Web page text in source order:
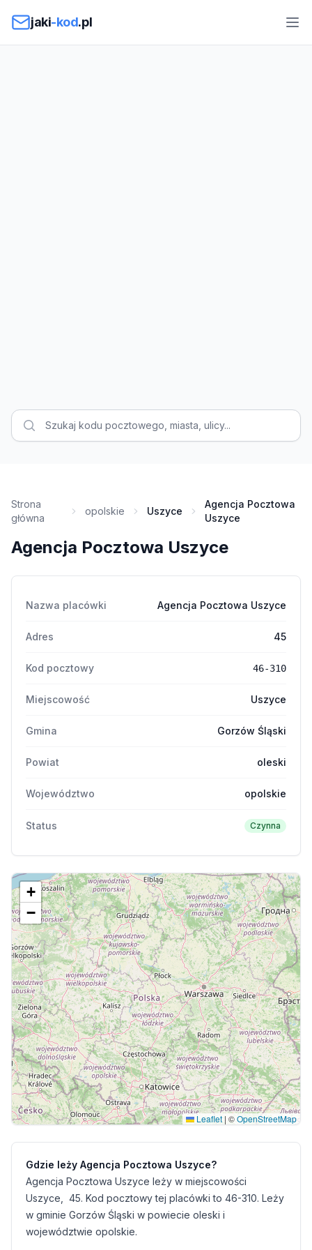
jaki-kod.pl
Strona
główna
opolskie Uszyce
Agencja Pocztowa
Uszyce
Agencja Pocztowa Uszyce
Nazwa placówki Agencja Pocztowa Uszyce
Adres 45
Kod pocztowy 46-310
Miejscowość Uszyce
Gmina Gorzów Śląski
Powiat oleski
Województwo opolskie
Status Czynna
+
−
Leaflet | ©OpenStreetMap
Gdzie leży Agencja Pocztowa Uszyce?
Agencja Pocztowa Uszyce leży w miejscowości
Uszyce, 45. Kod pocztowy tej placówki to 46-310. Leży
w gminie Gorzów Śląski w powiecie oleski i
województwie opolskie.